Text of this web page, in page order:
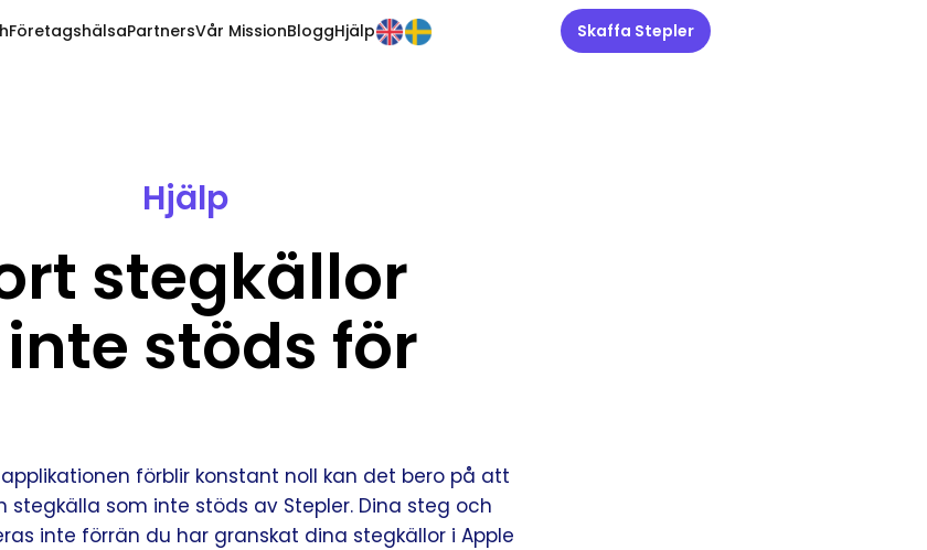
FöretagshälsaPartnersVår MissionBloggHjälp Skaffa Stepler
Hjälp
stegkällor
stöds för
förblir konstant noll kan det bero på att
stegkälla som inte stöds av Stepler. Dina steg och
inte förrän du har granskat dina stegkällor i Apple